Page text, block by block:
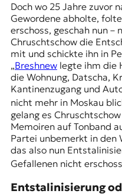
Doch wo 25 Jahre zuvor
Gewordene abholte,
erschoss, geschah nun –
Chruschtschow die
mit und schickte ihn in
„Breshnewlegte ihm die
die Wohnung, Datscha,
Kantinenzugang und
nicht mehr in Moskau
gelang es
Memoiren auf Tonband
Partei unbemerkt in den
das also nun
Gefallenen nicht
Entstalinisierung